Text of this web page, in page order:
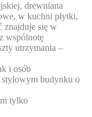
drewniana
w kuchni płytki,
znajduje się w
wspólnotę
utrzymania –
i osób
budynku o
tylko